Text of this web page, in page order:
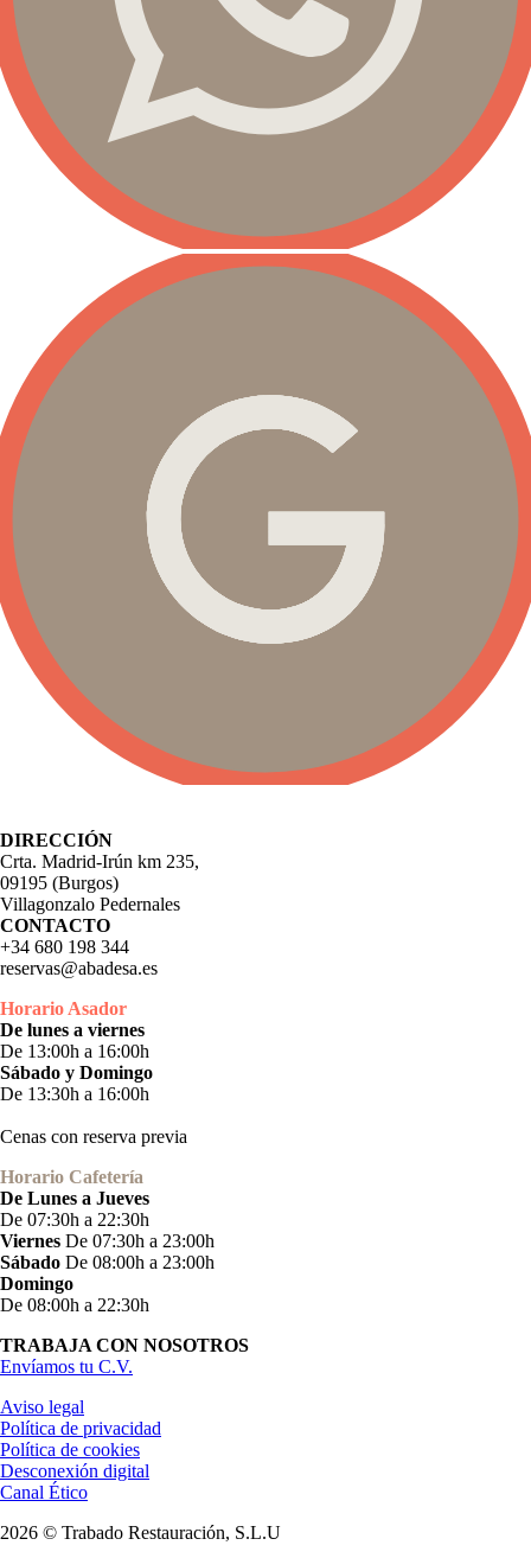
DIRECCIÓN
Crta. Madrid-Irún km 235,
09195 (Burgos)
Villagonzalo Pedernales
CONTACTO
+34 680 198 344
reservas@abadesa.es
Horario Asador
De lunes a viernes
De 13:00h a 16:00h
Sábado y Domingo
De 13:30h a 16:00h
Cenas con reserva previa
Horario Cafetería
De Lunes a Jueves
De 07:30h a 22:30h
Viernes De 07:30h a 23:00h
Sábado De 08:00h a 23:00h
Domingo
De 08:00h a 22:30h
TRABAJA CON NOSOTROS
Envíamos tu C.V.
Aviso legal
Política de privacidad
Política de cookies
Desconexión digital
Canal Ético
2026 © Trabado Restauración, S.L.U